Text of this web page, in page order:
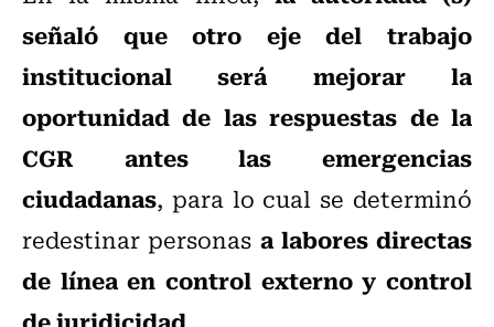
señaló que otro eje del trabajo
institucional será mejorar la
oportunidad de las respuestas de la
CGR antes las emergencias
ciudadanas, para lo cual se determinó
redestinar personas a labores directas
de línea en control externo y control